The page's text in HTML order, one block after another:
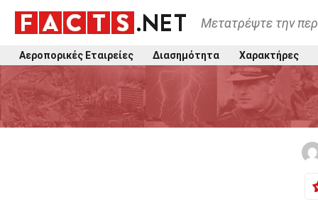
Μετατρέψτε την
Αεροπορικές Εταιρείες Διασημότητα Χαρακτήρες